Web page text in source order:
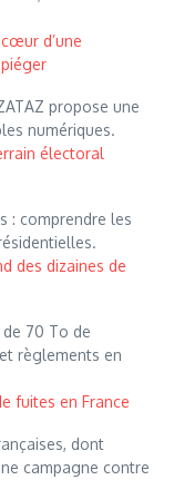
d’une
propose une
numériques.
électoral
: comprendre les
des dizaines de
70 To de
règlements en
fuites en France
dont
campagne contre